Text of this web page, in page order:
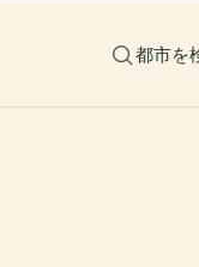
都市を